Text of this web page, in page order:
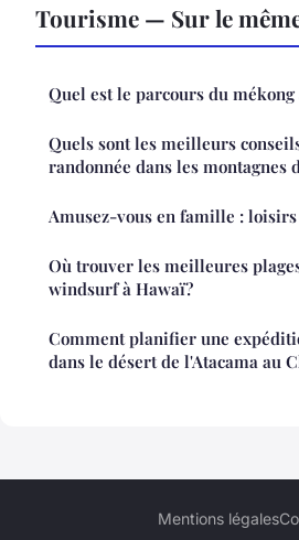
Tourisme — Sur le
Quel est le parcours du
Quels sont les meilleurs
randonnée dans les montagnes
Amusez-vous en famille :
Où trouver les meilleures
windsurf à Hawaï?
Comment planifier une
dans le désert de l'Atacama au
Mentions légales